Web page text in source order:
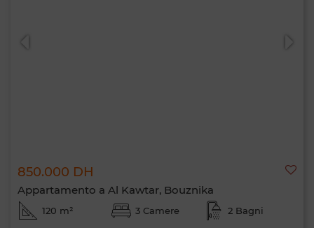
850.000 DH
Appartamento a Al Kawtar, Bouznika
120 m² 3 Camere 2 Bagni